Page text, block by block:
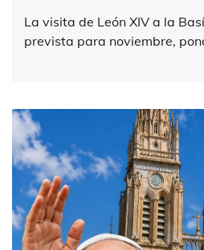
La visita de León XIV a la
prevista para noviembre,